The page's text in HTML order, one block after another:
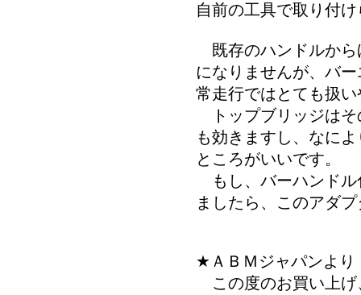
自前の工具で取り付
既存のハンドルから
になりませんが、バ
常走行ではとても扱
トップブリッジはそ
も効きますし、なに
ところがいいです。
もし、バーハンドル
ましたら、このアダ
★ＡＢＭジャパンより
この度のお買い上げ